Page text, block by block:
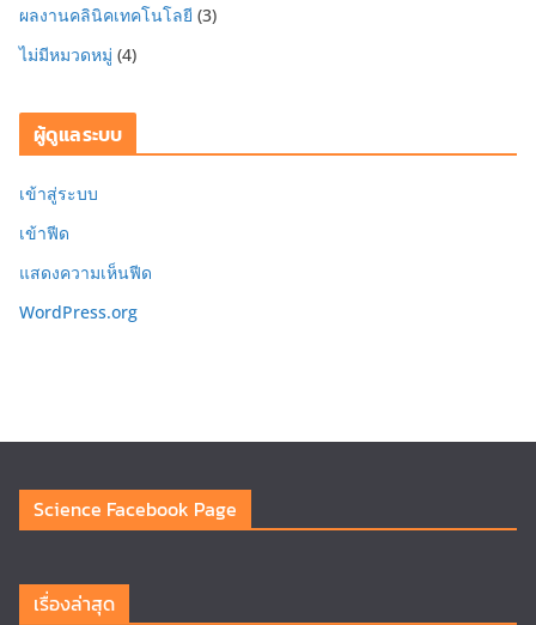
ผลงานคลินิคเทคโนโลยี (3)
ไม่มีหมวดหมู่ (4)
ผู้ดูแลระบบ
เข้าสู่ระบบ
เข้าฟีด
แสดงความเห็นฟีด
WordPress.org
Science Facebook Page
เรื่องล่าสุด